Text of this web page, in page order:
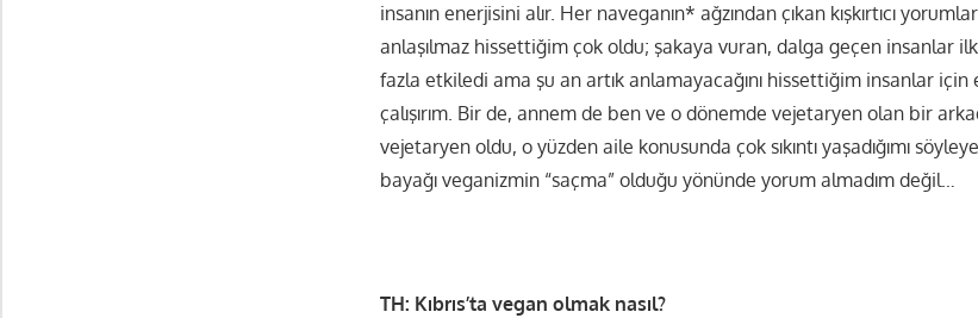
insanın enerjisini alır. Her naveganın* ağzından çıkan kışkırtıcı
anlaşılmaz hissettiğim çok oldu; şakaya vuran, dalga geçen insanlar
fazla etkiledi ama şu an artık anlamayacağını hissettiğim insanlar
çalışırım. Bir de, annem de ben ve o dönemde vejetaryen olan bir
vejetaryen oldu, o yüzden aile konusunda çok sıkıntı yaşadığımı
bayağı veganizmin “saçma” olduğu yönünde yorum almadım değil…
TH: Kıbrıs’ta vegan olmak nasıl?